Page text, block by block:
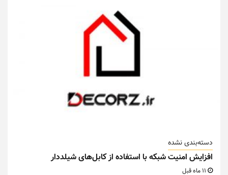
دسته‌بندی نشده
افزایش امنیت شبکه با استفاده از کابل‌های شیلددار